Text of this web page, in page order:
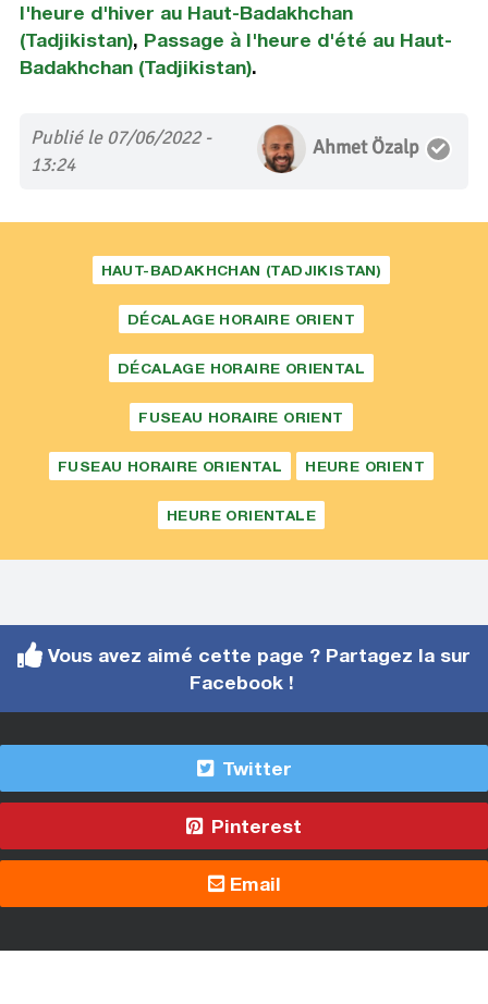
l'heure d'hiver au Haut-Badakhchan
(Tadjikistan), Passage à l'heure d'été au Haut-
Badakhchan (Tadjikistan).
Publié le 07/06/2022 -
13:24
Ahmet Özalp
HAUT-BADAKHCHAN (TADJIKISTAN)
DÉCALAGE HORAIRE ORIENT
DÉCALAGE HORAIRE ORIENTAL
FUSEAU HORAIRE ORIENT
FUSEAU HORAIRE ORIENTAL HEURE ORIENT
HEURE ORIENTALE
Vous avez aimé cette page ? Partagez la sur
Facebook !
Twitter
Pinterest
Email